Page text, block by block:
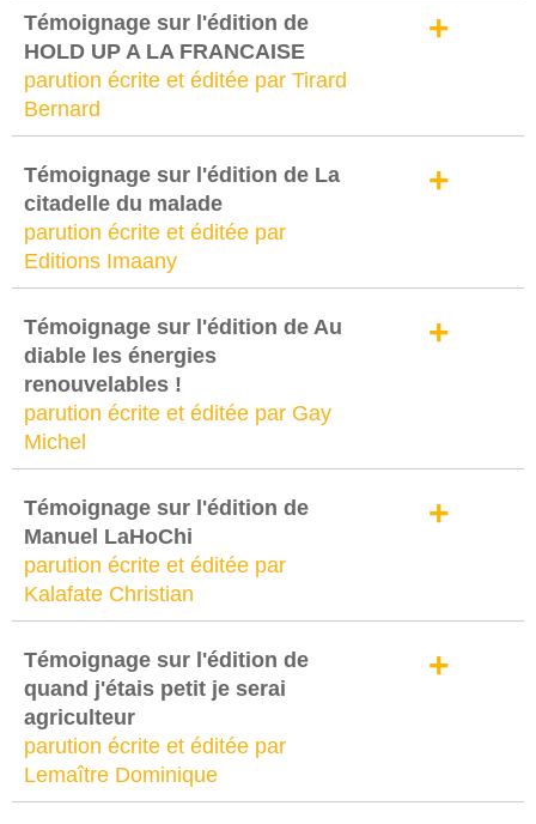
Témoignage sur l'édition de
HOLD UP A LA FRANCAISE
parution écrite et éditée par Tirard
Bernard
+
Témoignage sur l'édition de La
citadelle du malade
parution écrite et éditée par
Editions Imaany
+
Témoignage sur l'édition de Au
diable les énergies
renouvelables !
parution écrite et éditée par Gay
Michel
+
Témoignage sur l'édition de
Manuel LaHoChi
parution écrite et éditée par
Kalafate Christian
+
Témoignage sur l'édition de
quand j'étais petit je serai
agriculteur
parution écrite et éditée par
Lemaître Dominique
+